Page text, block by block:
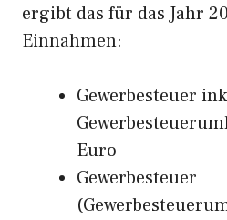
ergibt das für das Jahr
Einnahmen:
Gewerbesteuer
Euro
Gewerbesteuer